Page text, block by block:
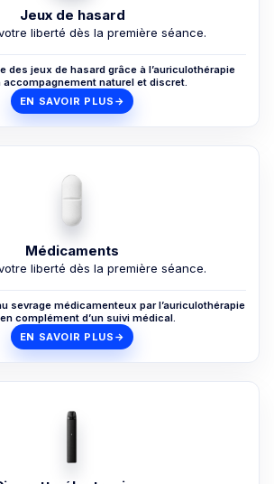
Jeux de hasard
liberté dès la première séance.
des jeux de hasard grâce à l’auriculothérapie
accompagnement naturel et discret.
EN SAVOIR PLUS →
Médicaments
liberté dès la première séance.
sevrage médicamenteux par l’auriculothérapie
complément d’un suivi médical.
EN SAVOIR PLUS →